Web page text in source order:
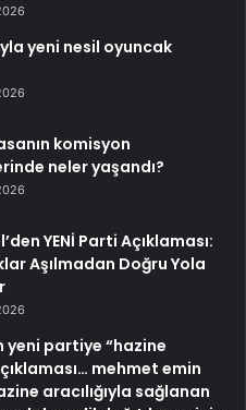
yeni nesil oyuncak
komisyon
neler yaşandı?
YENİ Parti Açıklaması:
Aşılmadan Doğru Yola
yeni partiye “hazine
mehmet emin
aracılığıyla sağlanan